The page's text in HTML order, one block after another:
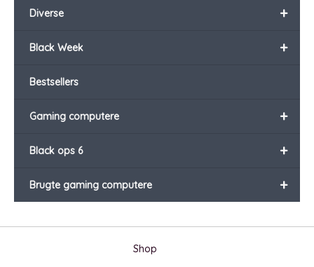
+
Diverse
+
Black Week
Bestsellers
+
Gaming computere
+
Black ops 6
+
Brugte gaming computere
Shop